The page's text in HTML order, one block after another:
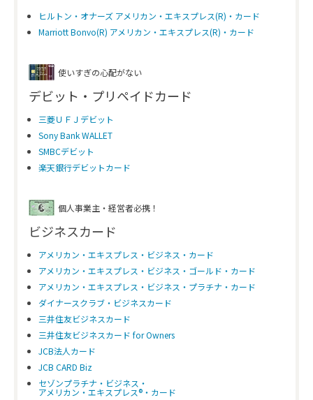
ヒルトン・オナーズ アメリカン・エキスプレス(R)・カード
Marriott Bonvo(R) アメリカン・エキスプレス(R)・カード
使いすぎの心配がない
デビット・プリペイドカード
三菱ＵＦＪデビット
Sony Bank WALLET
SMBCデビット
楽天銀行デビットカード
個人事業主・経営者必携！
ビジネスカード
アメリカン・エキスプレス・ビジネス・カード
アメリカン・エキスプレス・ビジネス・ゴールド・カード
アメリカン・エキスプレス・ビジネス・プラチナ・カード
ダイナースクラブ・ビジネスカード
三井住友ビジネスカード
三井住友ビジネスカード for Owners
JCB法人カード
JCB CARD Biz
セゾンプラチナ・ビジネス・
アメリカン・エキスプレス®・カード